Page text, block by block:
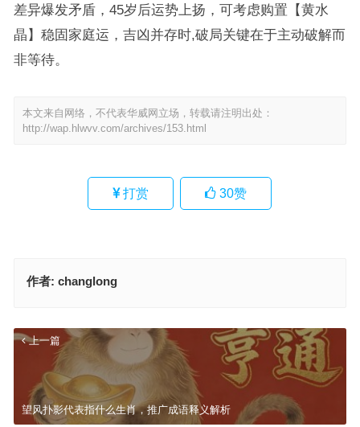
差异爆发矛盾，45岁后运势上扬，可考虑购置【黄水
晶】稳固家庭运，吉凶并存时,破局关键在于主动破解而
非等待。
本文来自网络，不代表华威网立场，转载请注明出处：
http://wap.hlwvv.com/archives/153.html
打赏 30赞
作者: changlong
上一篇
望风扑影代表指什么生肖，推广成语释义解析